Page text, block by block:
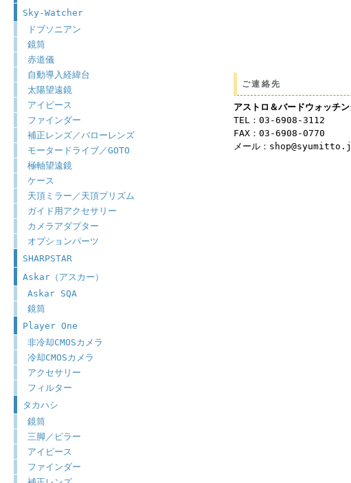
Sky-Watcher
ドブソニアン
鏡筒
赤道儀
自動導入経緯台
太陽望遠鏡
アイピース
ファインダー
補正レンズ／バローレンズ
モータードライブ／GOTO
極軸望遠鏡
ケース
天頂ミラー／天頂プリズム
ガイド用アクセサリー
カメラアダプター
オプションパーツ
SHARPSTAR
Askar（アスカー）
Askar SQA
鏡筒
Player One
非冷却CMOSカメラ
冷却CMOSカメラ
アクセサリー
フィルター
タカハシ
鏡筒
三脚／ピラー
アイピース
ファインダー
ご連絡先
アストロ＆バードウォッチ
TEL：03-6908-3112
FAX：03-6908-0770
メール：